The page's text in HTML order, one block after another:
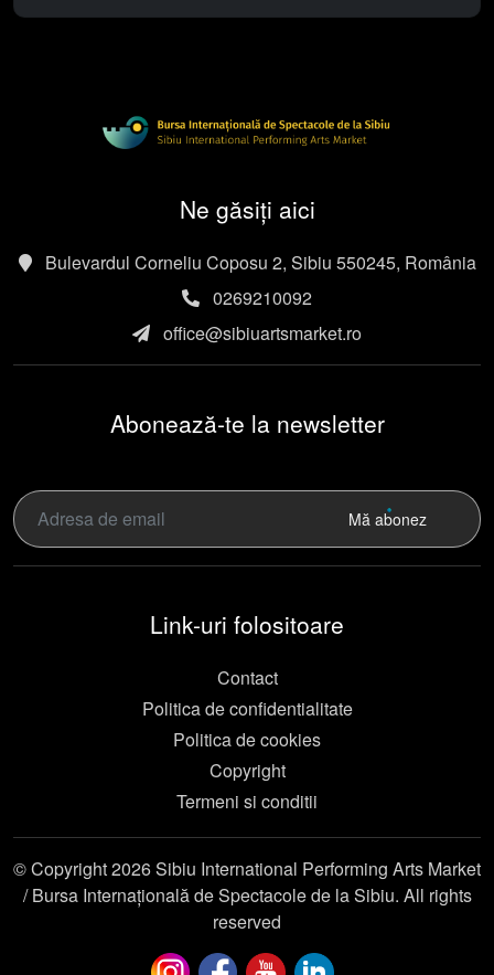
Ne găsiți aici
Bulevardul Corneliu Coposu 2, Sibiu 550245, România
0269210092
office@sibiuartsmarket.ro
Abonează-te la newsletter
Mă abonez
Link-uri folositoare
Contact
Politica de confidentialitate
Politica de cookies
Copyright
Termeni si conditii
© Copyright 2026 Sibiu International Performing Arts Market
/ Bursa Internațională de Spectacole de la Sibiu. All rights
reserved